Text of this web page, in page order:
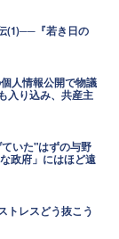
(1)──『若き日の
人情報公開で物議
入り込み、共産主
いた"はずの与野
政府」にはほど遠
レスどう抜こう